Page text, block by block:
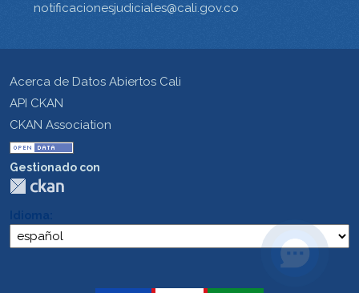
notificacionesjudiciales@cali.gov.co
Acerca de Datos Abiertos Cali
API CKAN
CKAN Association
Gestionado con